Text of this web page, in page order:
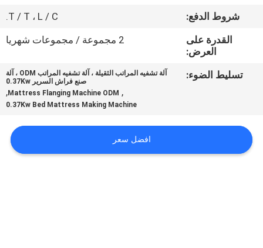
اتصل
أخبار
القضايا
شروط الدفع:
T / T ، L / C.
القدرة على
العرض:
2 مجموعة / مجموعات شهريا
تسليط الضوء:
آلة تشفيه المراتب الثقيلة ، آلة تشفيه المراتب ODM ، آلة
صنع فراش السرير 0.37Kw
,
Mattress Flanging Machine ODM
,
0.37Kw Bed Mattress Making Machine
افضل سعر